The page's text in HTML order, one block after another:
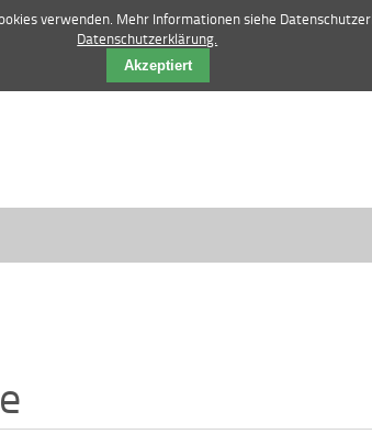
52 | vertrieb@manske-
verwenden. Mehr Informationen siehe
Datenschutzerklärung.
Akzeptiert